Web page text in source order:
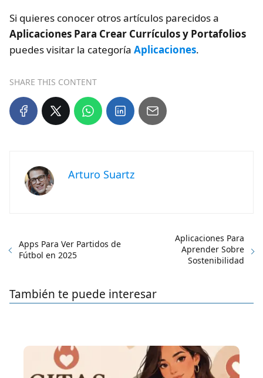
Si quieres conocer otros artículos parecidos a
Aplicaciones Para Crear Currículos y Portafolios
puedes visitar la categoría Aplicaciones.
SHARE THIS CONTENT
Arturo Suartz
Apps Para Ver Partidos de
Fútbol en 2025
Aplicaciones Para
Aprender Sobre
Sostenibilidad
También te puede interesar